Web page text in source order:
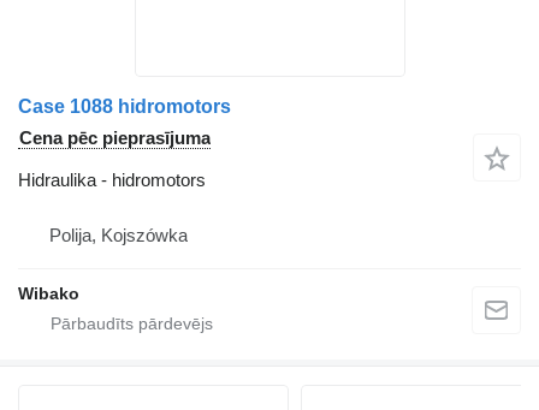
Case 1088 hidromotors
Cena pēc pieprasījuma
Hidraulika - hidromotors
Polija, Kojszówka
Wibako